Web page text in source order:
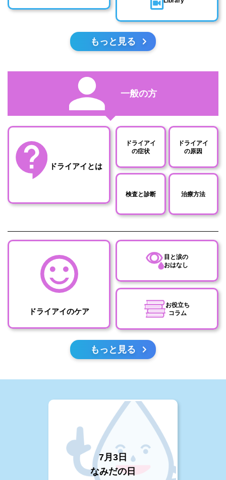
もっと見る
一般の方
ドライアイとは
ドライアイ
の症状
ドライアイ
の原因
検査と診断 治療方法
ドライアイのケア
目と涙の
おはなし
お役立ち
コラム
もっと見る
7月3日
なみだの日